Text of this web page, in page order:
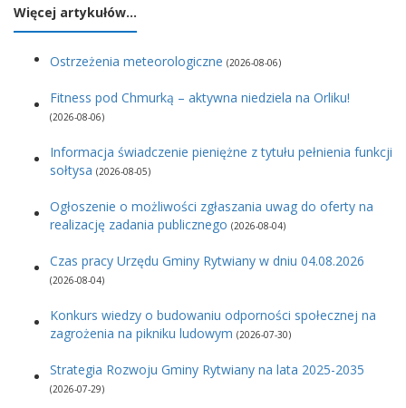
Więcej artykułów…
Ostrzeżenia meteorologiczne (2026-08-06)
Fitness pod Chmurką – aktywna niedziela na Orliku!
(2026-08-06)
Informacja świadczenie pieniężne z tytułu pełnienia funkcji
sołtysa (2026-08-05)
Ogłoszenie o możliwości zgłaszania uwag do oferty na
realizację zadania publicznego (2026-08-04)
Czas pracy Urzędu Gminy Rytwiany w dniu 04.08.2026
(2026-08-04)
Konkurs wiedzy o budowaniu odporności społecznej na
zagrożenia na pikniku ludowym (2026-07-30)
Strategia Rozwoju Gminy Rytwiany na lata 2025-2035
(2026-07-29)